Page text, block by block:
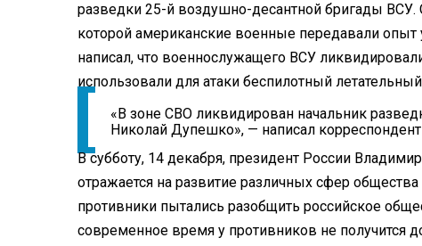
разведки 25-й воздушно-десантной бригады
которой американские военные передавали
написал, что военнослужащего ВСУ
использовали для атаки беспилотный летательный
«В зоне СВО ликвидирован начальник
Николай Дупешко», — написал
В субботу, 14 декабря, президент России
отражается на развитие различных сфер
противники пытались разобщить российское
современное время у противников не получится